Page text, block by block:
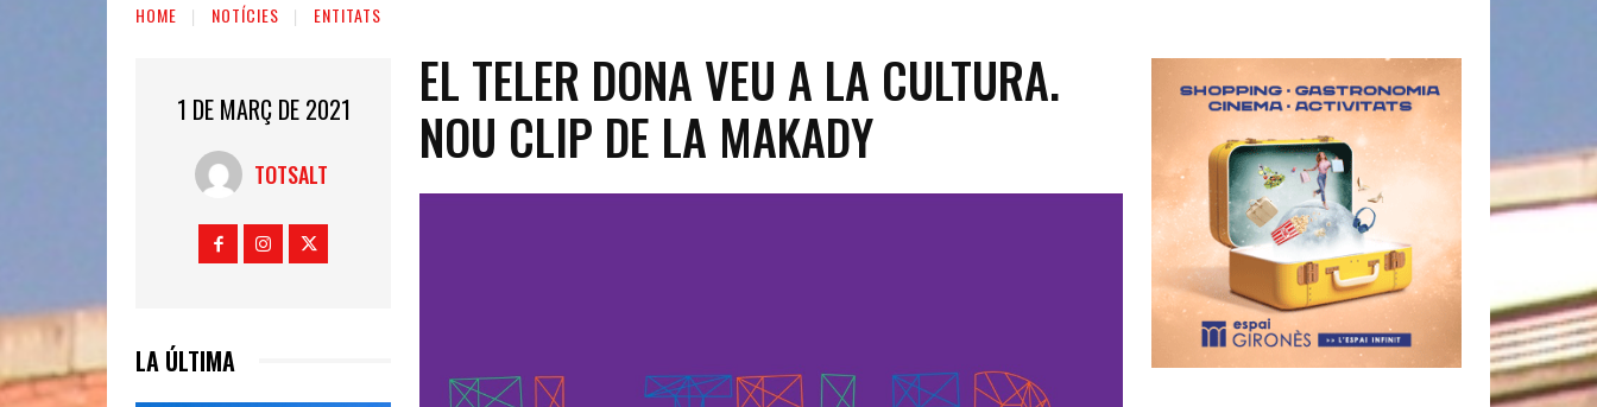
HOME NOTÍCIES ENTITATS
1 DE MARÇ DE 2021
TOTSALT
LA ÚLTIMA
EL TELER DONA VEU A LA CULTURA.
NOU CLIP DE LA MAKADY